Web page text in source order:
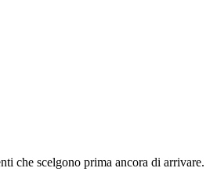
che scelgono prima ancora di arrivare.